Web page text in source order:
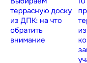
террасную доску
из ДПК: на что
обратить
внимание